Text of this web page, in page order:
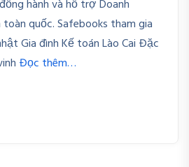
hành và hỗ trợ Doanh
quốc. Safebooks tham gia
Gia đình Kế toán Lào Cai Đặc
Đọc thêm…